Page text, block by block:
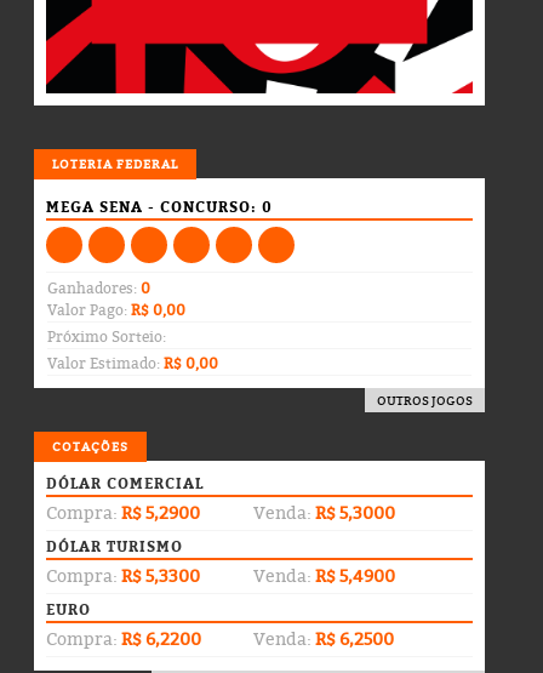
LOTERIA
MEGA SENA - CONCURSO: 0
LOTERIA FEDERAL
Ganhadores:0
Valor Pago:R$ 0,00
Próximo Sorteio:
Valor Estimado:R$ 0,00
OUTROS JOGOS
COTAÇÕES
DÓLAR COMERCIAL
Compra: R$ 5,2900 Venda: R$ 5,3000
DÓLAR TURISMO
Compra: R$ 5,3300 Venda: R$ 5,4900
EURO
Compra: R$ 6,2200 Venda: R$ 6,2500